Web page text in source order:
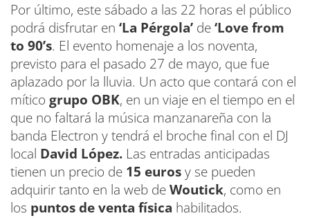
Por último, este sábado a las 22 horas el público
podrá disfrutar en ‘La Pérgola’ de‘Love from
to 90’s. El evento homenaje a los noventa,
previsto para el pasado 27 de mayo, que fue
aplazado por la lluvia. Un acto que contará con el
mítico grupo OBK, en un viaje en el tiempo en el
que no faltará la música manzanareña con la
banda Electron y tendrá el broche final con el DJ
local David López. Las entradas anticipadas
tienen un precio de 15 eurosy se pueden
adquirir tanto en la web deWoutick, como en
los puntos de venta física habilitados.